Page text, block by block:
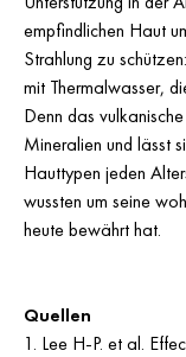
empfindlichen Haut
Strahlung zu
mit Thermalwasser,
Denn das
Mineralien und lässt
Hauttypen jeden
wussten um seine
heute bewährt hat.
Quellen
Lee H-P. et al.